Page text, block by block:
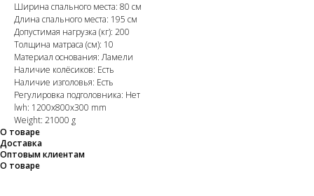
Ширина спального места: 80 см
Длина спального места: 195 см
Допустимая нагрузка (кг): 200
Толщина матраса (см): 10
Материал основания: Ламели
Наличие колёсиков: Есть
Наличие изголовья: Есть
Регулировка подголовника: Нет
lwh: 1200x800x300 mm
Weight: 21000 g
О товаре
Доставка
Оптовым клиентам
О товаре